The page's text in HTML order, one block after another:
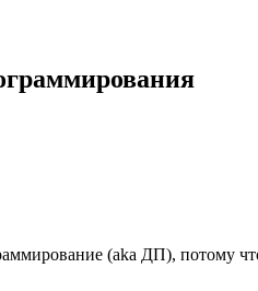
(aka ДП), потому